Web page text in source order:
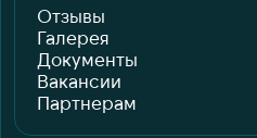
Отзывы
Галерея
Документы
Вакансии
Партнерам